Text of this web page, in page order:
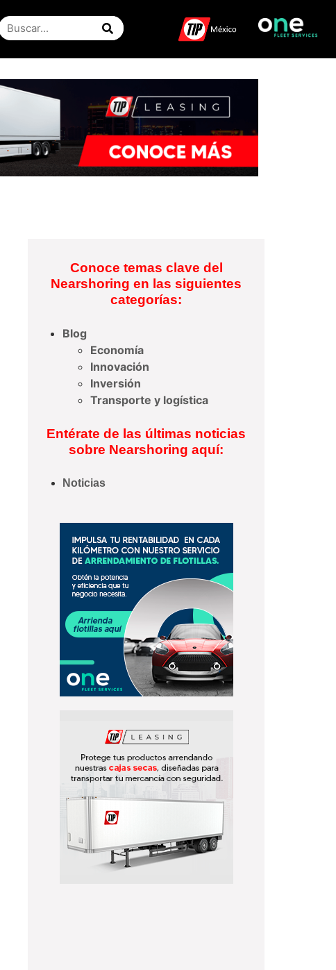
Conoce temas clave del
Nearshoring en las siguientes
categorías:
Blog
Economía
Innovación
Inversión
Transporte y logística
Entérate de las últimas noticias
sobre Nearshoring aquí:
Noticias